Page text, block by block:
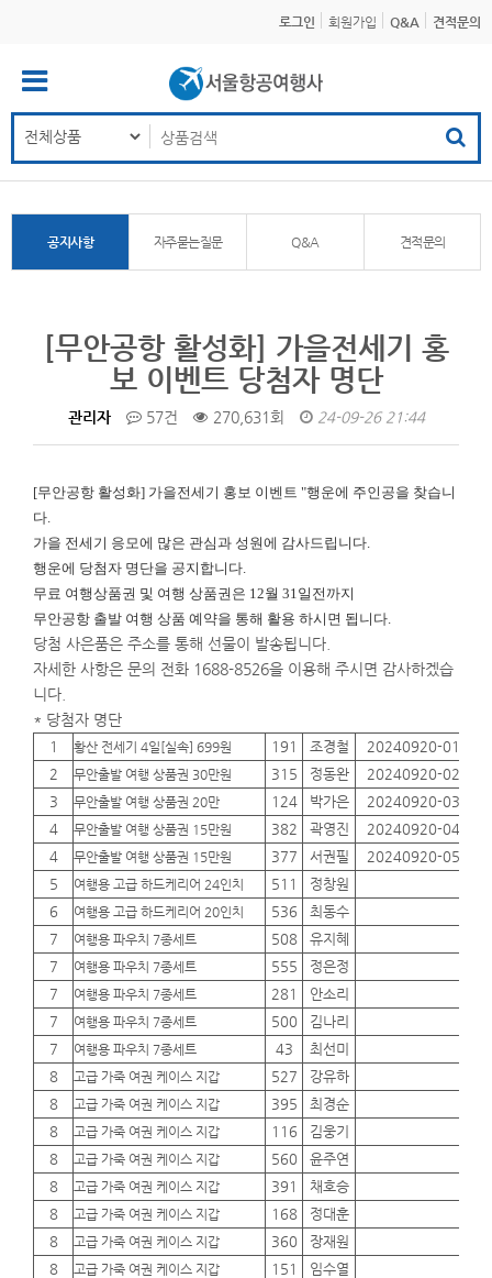
로그인 회원가입 Q&A 견적문의
공지사항 자주묻는질문 Q&A 견적문의
[무안공항 활성화] 가을전세기 홍
보 이벤트 당첨자 명단
관리자 57건 270,631회 24-09-26 21:44
[무안공항 활성화] 가을전세기 홍보 이벤트 "행운에 주인공을 찾습니
다.
가을 전세기 응모에 많은 관심과 성원에 감사드립니다.
행운에 당첨자 명단을 공지합니다.
무료 여행상품권 및 여행 상품권은 12월 31일전까지
무안공항 출발 여행 상품 예약을 통해 활용 하시면 됩니다.
당첨 사은품은 주소를 통해 선물이 발송됩니다.
자세한 사항은 문의 전화 1688-8526을 이용해 주시면 감사하겠습
니다.
* 당첨자 명단
1 황산 전세기 4일[실속] 699원 191 조경철 20240920-01
2
무안출발 여행 상품권 30만원 315 정동완 20240920-02
3
무안출발 여행 상품권 20만 124 박가은 20240920-03
4
무안출발 여행 상품권 15만원 382 곽영진 20240920-04
4
무안출발 여행 상품권 15만원 377 서권필 20240920-05
5
여행용 고급 하드케리어 24인치 511 정창원
6
여행용 고급 하드케리어 20인치 536 최동수
7
여행용 파우치 7종세트 508 유지혜
7
여행용 파우치 7종세트 555 정은정
7
여행용 파우치 7종세트 281 안소리
7
여행용 파우치 7종세트 500 김나리
7
여행용 파우치 7종세트 43 최선미
8
고급 가죽 여권 케이스 지갑 527 강유하
8
고급 가죽 여권 케이스 지갑 395 최경순
8
고급 가죽 여권 케이스 지갑 116 김웅기
8
고급 가죽 여권 케이스 지갑 560 윤주연
8
고급 가죽 여권 케이스 지갑 391 채호승
8
고급 가죽 여권 케이스 지갑 168 정대훈
8
고급 가죽 여권 케이스 지갑 360 장재원
8
고급 가죽 여권 케이스 지갑 151 임수열